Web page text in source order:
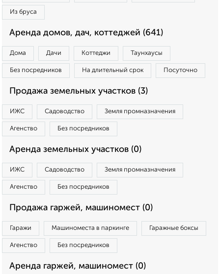
Из бруса
Аренда домов, дач, коттеджей (641)
Дома Дачи Коттеджи Таунхаусы
Без посредников На длительный срок Посуточно
Продажа земельных участков (3)
ИЖС Садоводство Земля промназначения
Агенство Без посредников
Аренда земельных участков (0)
ИЖС Садоводство Земля промназначения
Агенство Без посредников
Продажа гаржей, машиномест (0)
Гаражи Машиноместа в паркинге Гаражные боксы
Агенство Без посредников
Аренда гаржей, машиномест (0)